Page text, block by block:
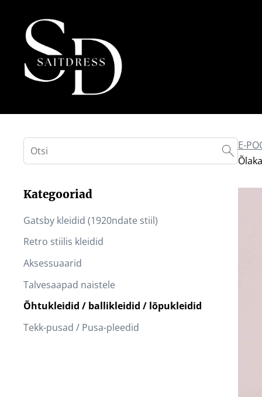
Kategooriad
Gatsby kleidid (1920ndate stiil)
Retro stiilis kleidid
Aksessuaarid
Talvesaapad naistele
Õhtukleidid / ballikleidid / lõpukleidid
Tekk-pusad / Pusa-pleedid
E-